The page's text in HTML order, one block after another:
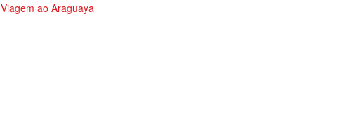
Viagem ao Araguaya